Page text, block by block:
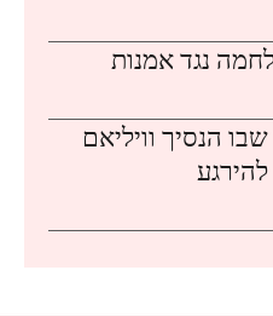
נגד אמנות
הנסיך וויליאם